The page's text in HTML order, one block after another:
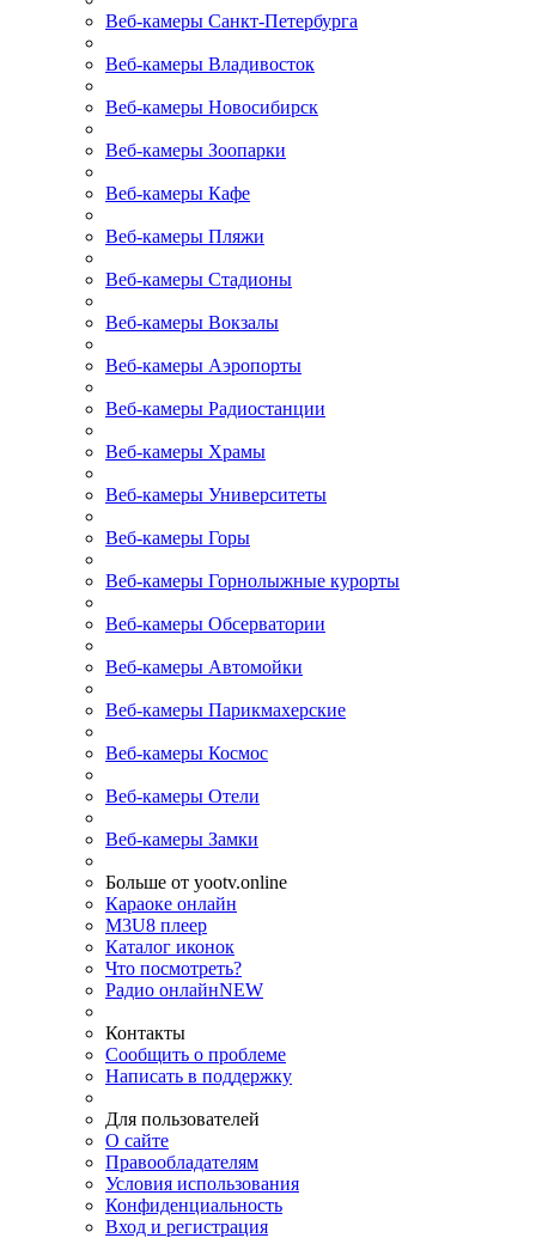
Веб-камеры Санкт-Петербурга
Веб-камеры Владивосток
Веб-камеры Новосибирск
Веб-камеры Зоопарки
Веб-камеры Кафе
Веб-камеры Пляжи
Веб-камеры Стадионы
Веб-камеры Вокзалы
Веб-камеры Аэропорты
Веб-камеры Радиостанции
Веб-камеры Храмы
Веб-камеры Университеты
Веб-камеры Горы
Веб-камеры Горнолыжные курорты
Веб-камеры Обсерватории
Веб-камеры Автомойки
Веб-камеры Парикмахерские
Веб-камеры Космос
Веб-камеры Отели
Веб-камеры Замки
Больше от yootv.online
Караоке онлайн
M3U8 плеер
Каталог иконок
Что посмотреть?
Радио онлайнNEW
Контакты
Сообщить о проблеме
Написать в поддержку
Для пользователей
О сайте
Правообладателям
Условия использования
Конфиденциальность
Вход и регистрация